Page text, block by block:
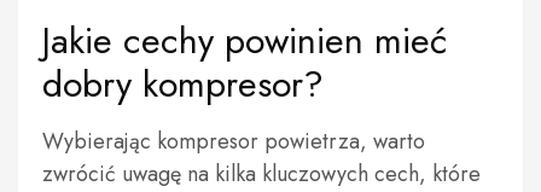
Jakie cechy powinien mieć
dobry kompresor?
Wybierając kompresor powietrza, warto
zwrócić uwagę na kilka kluczowych cech, które